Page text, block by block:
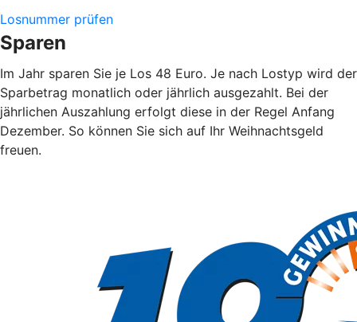
Losnummer prüfen
Sparen
Im Jahr sparen Sie je Los 48 Euro. Je nach Lostyp wird der
Sparbetrag monatlich oder jährlich ausgezahlt. Bei der
jährlichen Auszahlung erfolgt diese in der Regel Anfang
Dezember. So können Sie sich auf Ihr Weihnachtsgeld
freuen.